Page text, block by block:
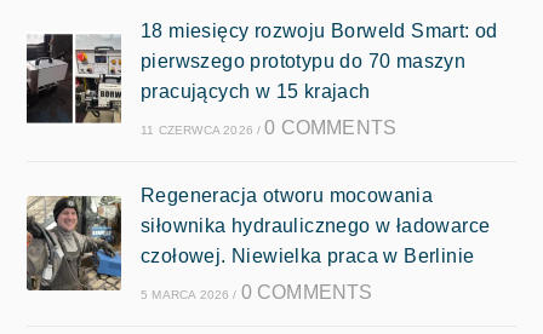
18 miesięcy rozwoju Borweld Smart: od
pierwszego prototypu do 70 maszyn
pracujących w 15 krajach
11 CZERWCA 2026 / 0 COMMENTS
Regeneracja otworu mocowania
siłownika hydraulicznego w ładowarce
czołowej. Niewielka praca w Berlinie
5 MARCA 2026 / 0 COMMENTS